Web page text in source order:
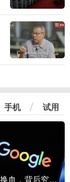
手机 试用
谷歌AI大换血，背后究竟发生了什么？